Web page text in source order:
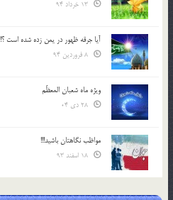
آیا جرقه ظهور در یمن زده شده است ؟!
ویژه ماه شعبان المعظّم
مواظب نگاهتان باشید!!!